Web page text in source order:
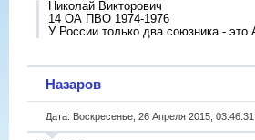
Николай Викторович
14 ОА ПВО 1974-1976
У России только два союзника -
Назаров
Дата: Воскресенье, 26 Апреля 2015,